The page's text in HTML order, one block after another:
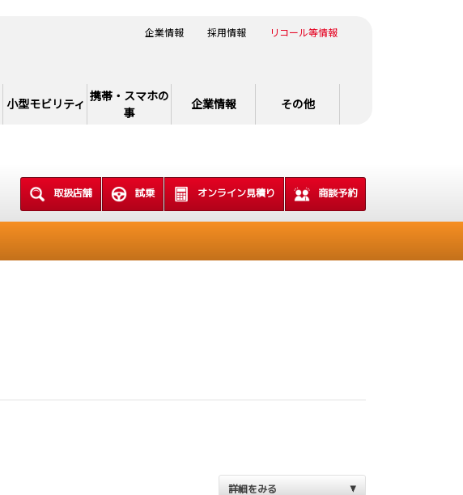
小型モビリティ 携帯・スマホの
事
企業情報 その他
企業情報 採用情報 リコール等情報
取扱店舗 試乗 オンライン見積り 商談予約
詳細をみる